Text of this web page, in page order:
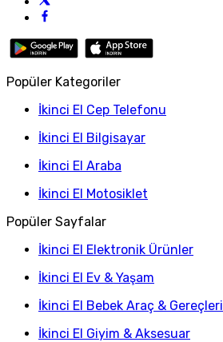
Popüler Kategoriler
İkinci El Cep Telefonu
İkinci El Bilgisayar
İkinci El Araba
İkinci El Motosiklet
Popüler Sayfalar
İkinci El Elektronik Ürünler
İkinci El Ev & Yaşam
İkinci El Bebek Araç & Gereçleri
İkinci El Giyim & Aksesuar